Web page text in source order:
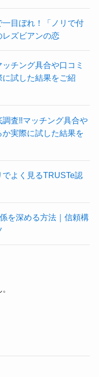
一目ぼれ！「ノリで付
レズビアンの恋
チング具合や口コミ
試した結果をご紹
査‼マッチング具合や
実際に試した結果を
よく見るTRUSTe認
を深める方法｜信頼構